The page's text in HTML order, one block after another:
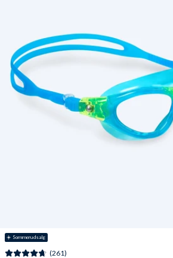
☀️ Sommerudsalg
(261)